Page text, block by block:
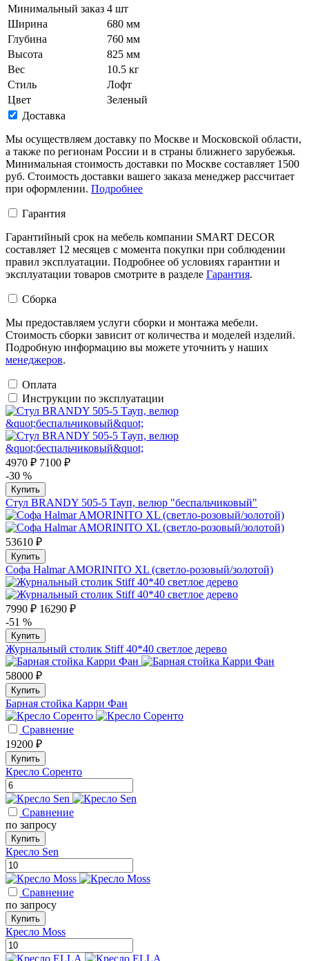
Минимальный заказ 4 шт
Ширина
680 мм
Глубина
760 мм
Высота
825 мм
Вес
10.5 кг
Стиль
Лофт
Цвет
Зеленый
Доставка
Мы осуществляем доставку по Москве и Московской области,
а также по регионам России и в страны ближнего зарубежья.
Минимальная стоимость доставки по Москве составляет 1500
руб. Стоимость доставки вашего заказа менеджер рассчитает
при оформлении. Подробнее
Гарантия
Гарантийный срок на мебель компании SMART DECOR
составляет 12 месяцев с момента покупки при соблюдении
правил эксплуатации. Подробнее об условиях гарантии и
эксплуатации товаров смотрите в разделе Гарантия.
Сборка
Мы предоставляем услуги сборки и монтажа мебели.
Стоимость сборки зависит от количества и моделей изделий.
Подробную информацию вы можете уточнить у наших
менеджеров.
Оплата
Инструкции по эксплуатации
4970 ₽ 7100 ₽
-30 %
Купить
Стул BRANDY 505-5 Тауп, велюр "беспальчиковый"
53610 ₽
Купить
Софа Halmar AMORINITO XL (светло-розовый/золотой)
7990 ₽ 16290 ₽
-51 %
Купить
Журнальный столик Stiff 40*40 светлое дерево
58000 ₽
Купить
Барная стойка Карри Фан
Сравнение
19200 ₽
Купить
Кресло Соренто
Сравнение
по запросу
Купить
Кресло Sen
Сравнение
по запросу
Купить
Кресло Moss